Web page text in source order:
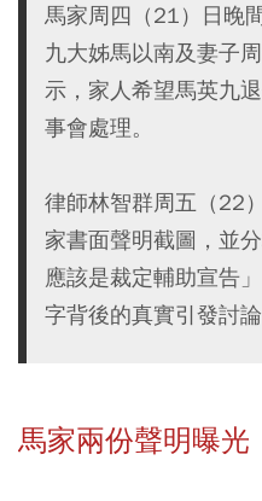
馬家周四（21）日晚
九大姊馬以南及妻子
示，家人希望馬英九
事會處理。
律師林智群周五（22
家書面聲明截圖，並
應該是裁定輔助宣告
字背後的真實引發討論
馬家兩份聲明曝光